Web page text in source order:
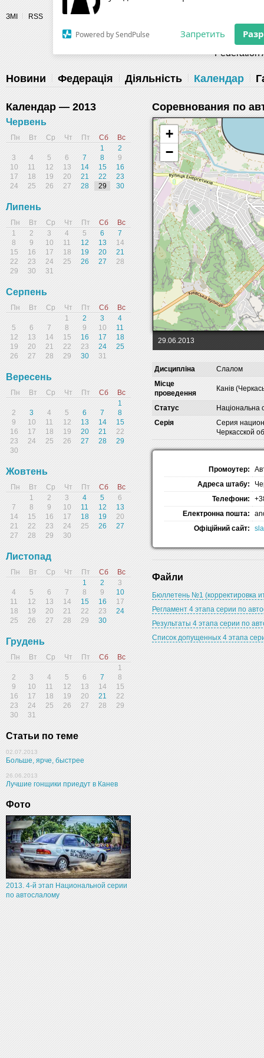
уведомления на рабочий стол
ЗМІ RSS
Fédération
Новини Федерація Діяльність Календар
Календар — 2013
Червень
Пн Вт Ср Чт Пт Сб
Вс
1
2
3
4 5 6 7 8
9
10
11 12 13 14 15
16
17
18 19 20 21 22
23
24
25 26 27 28 29 30
Липень
Пн Вт Ср Чт Пт Сб
Вс
1
2 3 4 5 6
7
8
9 10 11 12 13
14
15
16 17 18 19 20
21
22
23 24 25 26 27
28
29
30 31
Серпень
Пн Вт Ср Чт Пт Сб
Вс
1
2 3
4
5
6 7 8 9 10
11
12
13 14 15 16 17
18
19
20 21 22 23 24
25
26
27 28 29 30 31
Вересень
Пн Вт Ср Чт Пт Сб
Вс
1
2
3 4 5 6 7
8
9
10 11 12 13 14
15
16
17 18 19 20 21
22
23
24 25 26 27 28
29
30
Жовтень
Пн Вт Ср Чт Пт Сб
Вс
1
2 3 4 5
6
7
8 9 10 11 12
13
14
15 16 17 18 19
20
21
22 23 24 25 26
27
27
28 29 30
Листопад
Пн Вт Ср Чт Пт Сб
Вс
1
2
3
4
5 6 7 8 9
10
11
12 13 14 15 16
17
18
19 20 21 22 23
24
25
26 27 28 29 30
Грудень
Пн Вт Ср Чт Пт Сб
Вс
1
2
3 4 5 6 7
8
9
10 11 12 13 14
15
16
17 18 19 20 21
22
23
24 25 26 27 28
29
30
31
Статьи по теме
02.07.2013
Больше, ярче, быстрее
26.06.2013
Лучшие гонщики приедут в Канев
Фото
2013. 4-й этап Национальной серии
по автослалому
Соревнования по
+
−
29.06.2013
Дисципліна
Слалом
Місце
проведення
Канів
Статус
Національна
Серія
Серия
Черкасской
Промоутер:
Адреса штабу:
Телефони:
Електронна пошта:
Офіційний сайт:
Файли
Бюллетень №1 (корректировка
Регламент 4 этапа серии по
Результаты 4 этапа серии по
Список допущенных 4 этапа